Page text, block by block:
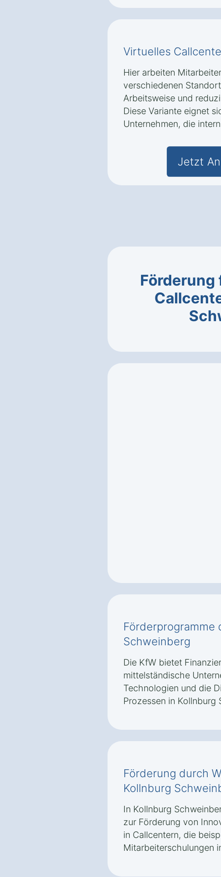
Virtuelles
Hier arbeiten
verschiedenen
Arbeitsweise und
Diese Variante eignet
Unternehmen, die
Jetzt
Förderprogramme
Schweinberg
Die KfW bietet
mittelständische
Technologien und die
Prozessen in
Förderung durch
Kollnburg
In Kollnburg
zur Förderung von
in Callcentern, die
Mitarbeiterschulungen